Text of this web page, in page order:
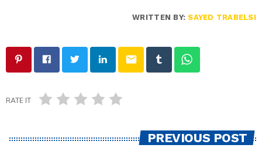
WRITTEN BY:SAYED TRABELSI
email
RATE IT
PREVIOUS POST